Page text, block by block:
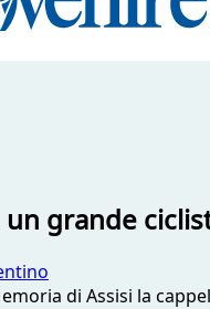
un grande
di Assisi la